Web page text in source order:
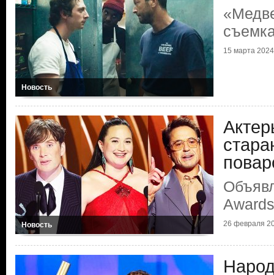
Новость
15 марта 2024
Новость
Awards
26 февраля